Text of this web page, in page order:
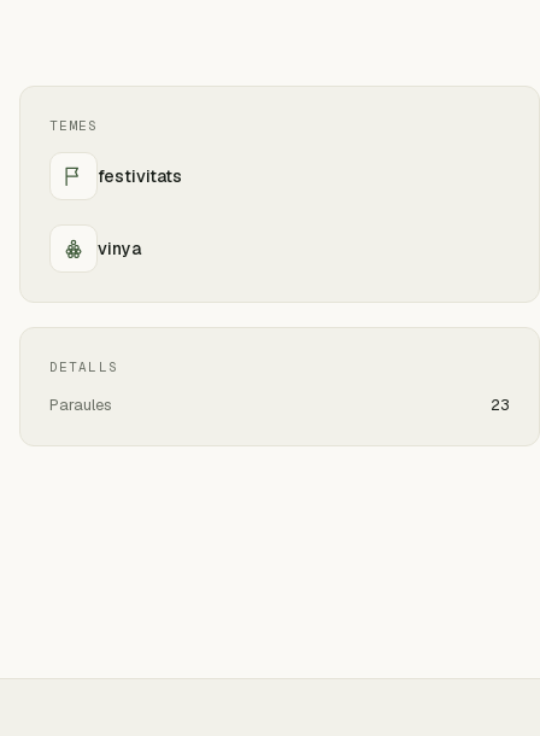
TEMES
festivitats
vinya
DETALLS
Paraules 23